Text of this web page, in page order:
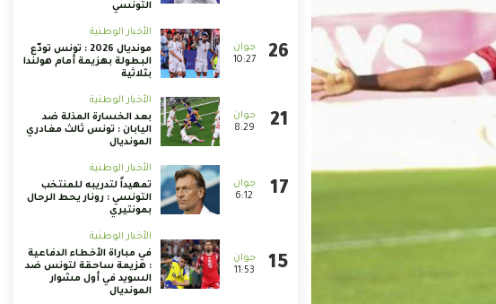
التونسي
10:27
الأخبار الوطنية
مونديال 2026 : تونس تودّع
البطولة بهزيمة أمام هولندا
بثلاثية
8:29
الأخبار الوطنية
بعد الخسارة المذلة ضد
اليابان : تونس ثالث مغادري
المونديال
6:12
الأخبار الوطنية
تمهيداً لتدريبه للمنتخب
التونسي : رونار يحط الرحال
بمونتيري
11:53
الأخبار الوطنية
في مباراة الأخطاء الدفاعية
: هزيمة ساحقة لتونس ضد
السويد في أول مشوار
المونديال